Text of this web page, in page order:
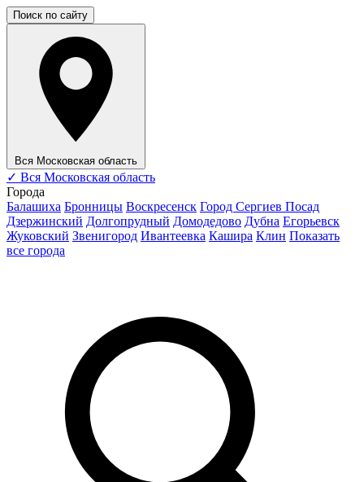
Поиск по сайту
Вся Московская область
✓ Вся Московская область
Города
Балашиха Бронницы Воскресенск Город Сергиев Посад
Дзержинский Долгопрудный Домодедово Дубна Егорьевск
Жуковский Звенигород Ивантеевка Кашира Клин Показать
все города